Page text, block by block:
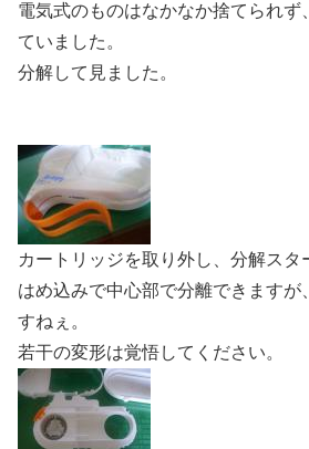
電気式のものはなかなか捨てられず
ていました。
分解して見ました。
カートリッジを取り外し、分解スタ
はめ込みで中心部で分離できますが
すねぇ。
若干の変形は覚悟してください。